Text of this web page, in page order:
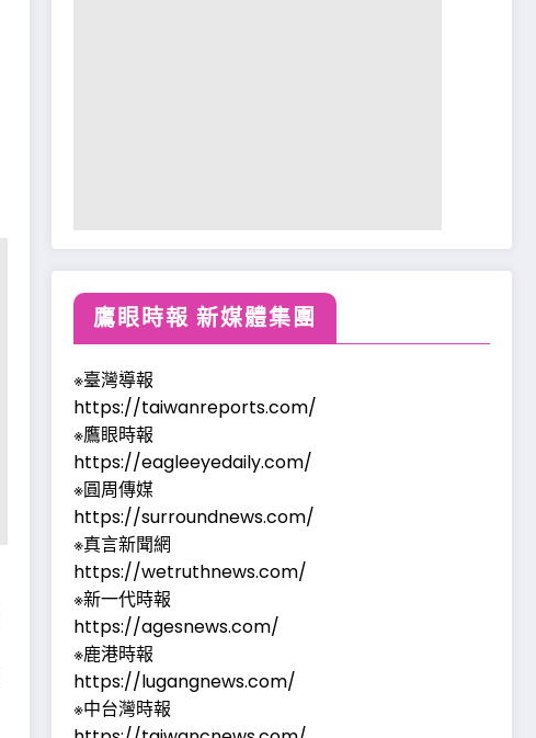
鷹眼時報 新媒體集團
※臺灣導報
https://taiwanreports.com/
※鷹眼時報
https://eagleeyedaily.com/
※圓周傳媒
https://surroundnews.com/
※真言新聞網
https://wetruthnews.com/
※新一代時報
https://agesnews.com/
※鹿港時報
https://lugangnews.com/
※中台灣時報